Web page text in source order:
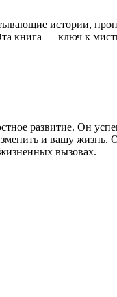
истории,
книга — ключ к
развитие. Он
и вашу жизнь.
вызовах.